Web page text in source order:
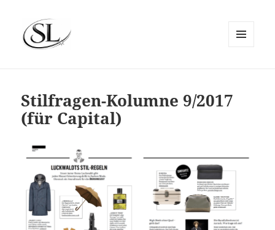
Stilfragen-Kolumne 9/2017
(für Capital)